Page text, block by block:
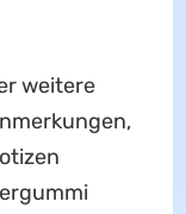
weitere